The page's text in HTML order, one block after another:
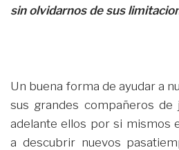
sin olvidarnos de sus
Un buena forma de ayudar a
sus grandes compañeros de
adelante ellos por si mismos
a descubrir nuevos